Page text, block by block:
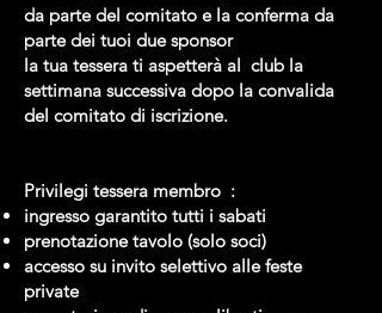
da parte del comitato e la conferma da
parte dei tuoi due sponsor
la tua tessera ti aspetterà al club la
settimana successiva dopo la convalida
del comitato di iscrizione.
Privilegi tessera membro :
ingresso garantito tutti i sabati
prenotazione tavolo (solo soci)
accesso su invito selettivo alle feste
private